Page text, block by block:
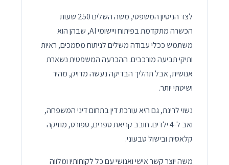
לצד הניסיון המשפטי, משה השלים 250 שעות
הכשרה מתקדמת בפיתוח ויישומי AI, שבהן הוא
משתמש ככלי עבודה משלים לניתוח מסמכים, ראיות
ותיקי תביעה מורכבים. ההכרעה המשפטית נשארת
אנושית, אבל תהליך הבדיקה נעשה מדויק, מהיר
ושיטתי יותר.
נשוי לרינת, גם היא עורכת דין בתחום דיני המשפחה,
ואב ל-4 ילדים. חובב קריאת ספרים, ספורט, מוזיקה
קלאסית ובישול טבעוני.
משה יוצר קשר אישי ואנושי עם כל לקוחותיו ומלווה